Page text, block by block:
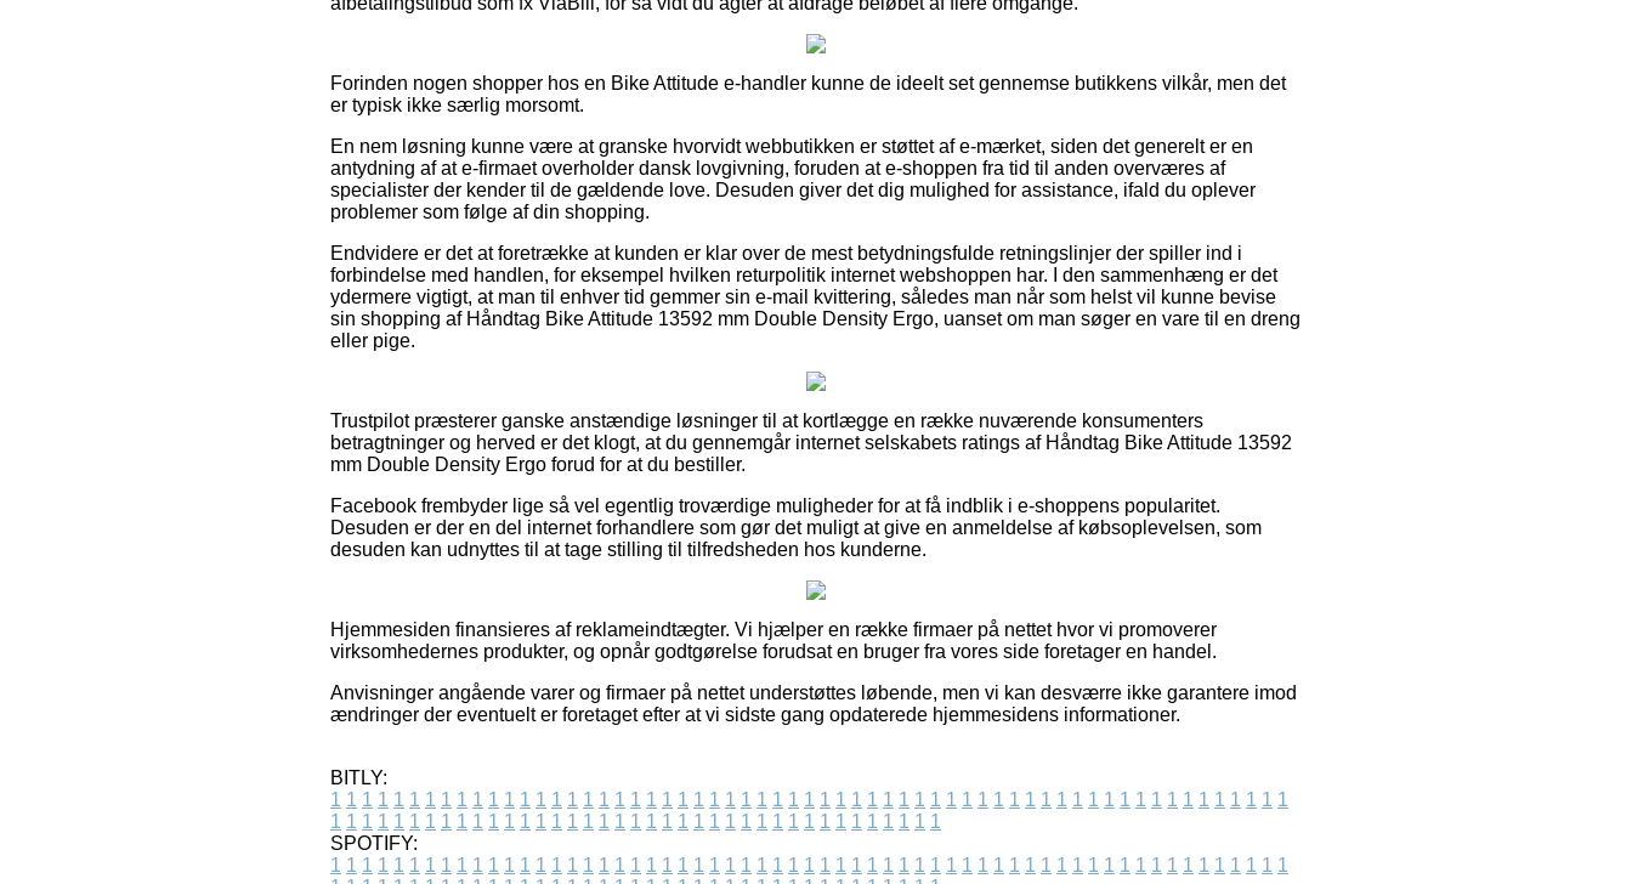
Forinden nogen shopper hos en Bike Attitude e-handler kunne de ideelt set gennemse butikkens vilkår, men det
er typisk ikke særlig morsomt.
En nem løsning kunne være at granske hvorvidt webbutikken er støttet af e-mærket, siden det generelt er en
antydning af at e-firmaet overholder dansk lovgivning, foruden at e-shoppen fra tid til anden overværes af
specialister der kender til de gældende love. Desuden giver det dig mulighed for assistance, ifald du oplever
problemer som følge af din shopping.
Endvidere er det at foretrække at kunden er klar over de mest betydningsfulde retningslinjer der spiller ind i
forbindelse med handlen, for eksempel hvilken returpolitik internet webshoppen har. I den sammenhæng er det
ydermere vigtigt, at man til enhver tid gemmer sin e-mail kvittering, således man når som helst vil kunne bevise
sin shopping af Håndtag Bike Attitude 13592 mm Double Density Ergo, uanset om man søger en vare til en dreng
eller pige.
Trustpilot præsterer ganske anstændige løsninger til at kortlægge en række nuværende konsumenters
betragtninger og herved er det klogt, at du gennemgår internet selskabets ratings af Håndtag Bike Attitude 13592
mm Double Density Ergo forud for at du bestiller.
Facebook frembyder lige så vel egentlig troværdige muligheder for at få indblik i e-shoppens popularitet.
Desuden er der en del internet forhandlere som gør det muligt at give en anmeldelse af købsoplevelsen, som
desuden kan udnyttes til at tage stilling til tilfredsheden hos kunderne.
Hjemmesiden finansieres af reklameindtægter. Vi hjælper en række firmaer på nettet hvor vi promoverer
virksomhedernes produkter, og opnår godtgørelse forudsat en bruger fra vores side foretager en handel.
Anvisninger angående varer og firmaer på nettet understøttes løbende, men vi kan desværre ikke garantere imod
ændringer der eventuelt er foretaget efter at vi sidste gang opdaterede hjemmesidens informationer.
BITLY:
1 1 1 1 1 1 1 1 1 1 1 1 1 1 1 1 1 1 1 1 1 1 1 1 1 1 1 1 1 1 1 1 1 1 1 1 1 1 1 1 1 1 1 1 1 1 1 1 1 1 1 1 1 1 1 1 1 1 1 1 1
1 1 1 1 1 1 1 1 1 1 1 1 1 1 1 1 1 1 1 1 1 1 1 1 1 1 1 1 1 1 1 1 1 1 1 1 1 1 1
SPOTIFY:
1 1 1 1 1 1 1 1 1 1 1 1 1 1 1 1 1 1 1 1 1 1 1 1 1 1 1 1 1 1 1 1 1 1 1 1 1 1 1 1 1 1 1 1 1 1 1 1 1 1 1 1 1 1 1 1 1 1 1 1 1